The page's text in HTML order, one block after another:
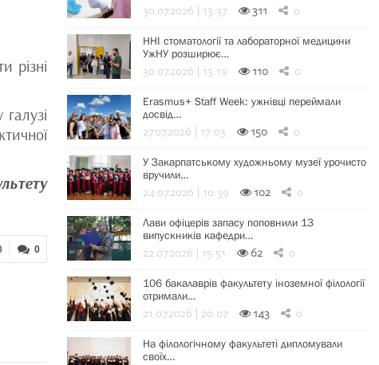
різні
0
30.07.2026 | 13:37 311 0
ННІ стоматології та лабораторної медицини
УжНУ розширює…
30.07.2026 | 13:19 110 0
Erasmus+ Staff Week: ужнівці переймали
досвід…
27.07.2026 | 17:03 150 0
У Закарпатському художньому музеї урочисто
вручили…
24.07.2026 | 10:39 102 0
Лави офіцерів запасу поповнили 13
випускників кафедри…
22.07.2026 | 15:51 62 0
106 бакалаврів факультету іноземної філології
отримали…
21.07.2026 | 20:07 143 0
На філологічному факультеті дипломували
своїх…